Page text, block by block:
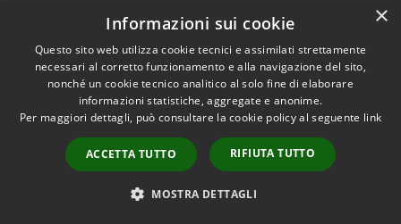
protocollocomunesanvitolocapo@postecert.it
Prenotazione appuntamento
Segnalazione disservizio
×
Informazioni sui cookie
Questo sito web utilizza cookie tecnici e assimilati strettamente
necessari al corretto funzionamento e alla navigazione del sito,
nonché un cookie tecnico analitico al solo fine di elaborare
informazioni statistiche, aggregate e anonime.
Per maggiori dettagli, può consultare la cookie policy al seguente link
ACCETTA TUTTO RIFIUTA TUTTO
MOSTRA DETTAGLI